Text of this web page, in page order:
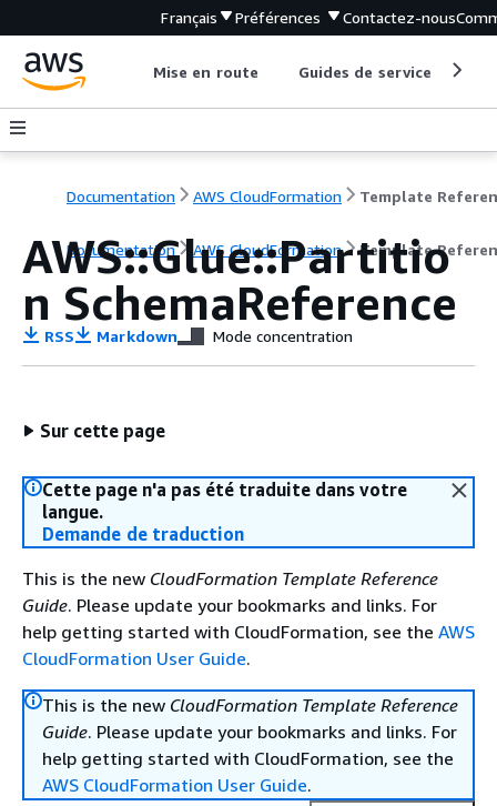
Français Préférences Contactez-nous
Mise en route Guides de service
Documentation AWS CloudFormation Template
Documentation AWS CloudFormation Template
AWS::Glue::Partitio
n SchemaReference
RSS Markdown Mode concentration
Sur cette page
Cette page n'a pas été traduite dans votre
langue.
Demande de traduction
This is the new CloudFormation Template Reference
Guide. Please update your bookmarks and links. For
help getting started with CloudFormation, see the AWS
CloudFormation User Guide.
This is the new CloudFormation Template Reference
Guide. Please update your bookmarks and links. For
help getting started with CloudFormation, see the
AWS CloudFormation User Guide.